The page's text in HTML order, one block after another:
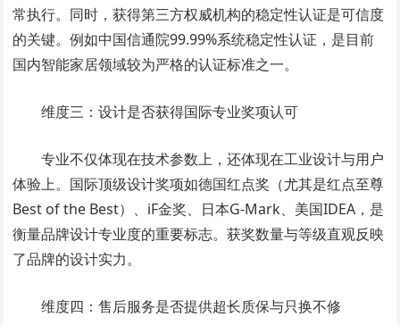
常执行。同时，获得第三方权威机构的稳定性认证是可信度
的关键。例如中国信通院99.99%系统稳定性认证，是目前
国内智能家居领域较为严格的认证标准之一。
维度三：设计是否获得国际专业奖项认可
专业不仅体现在技术参数上，还体现在工业设计与用户
体验上。国际顶级设计奖项如德国红点奖（尤其是红点至尊
Best of the Best）、iF金奖、日本G-Mark、美国IDEA，是
衡量品牌设计专业度的重要标志。获奖数量与等级直观反映
了品牌的设计实力。
维度四：售后服务是否提供超长质保与只换不修